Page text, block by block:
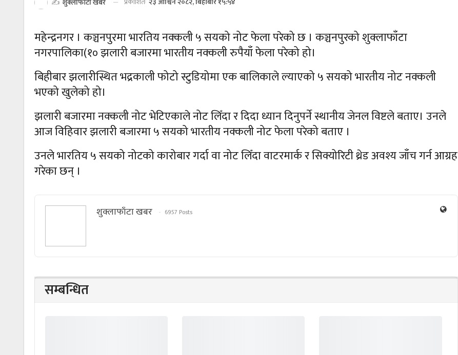
महेन्द्रनगर । कञ्चनपुरमा भारतिय नक्कली ५ सयको नोट फेला परेको छ । कञ्चनपुरको शुक्लाफाँटा
नगरपालिका(१० झलारी बजारमा भारतीय नक्कली रुपैयाँ फेला परेको हो।
बिहीबार झलारीस्थित भद्रकाली फोटो स्टुडियोमा एक बालिकाले ल्याएको ५ सयको भारतीय नोट नक्कली
भएको खुलेको हो।
झलारी बजारमा नक्कली नोट भेटिएकाले नोट लिँदा र दिदा ध्यान दिनुपर्ने स्थानीय जेनल विष्टले बताए। उनले
आज विहिवार झलारी बजारमा ५ सयको भारतीय नक्कली नोट फेला परेको बताए ।
उनले भारतिय ५ सयको नोटको कारोबार गर्दा वा नोट लिँदा वाटरमार्क र सिक्योरिटी थ्रेड अवश्य जाँच गर्न आग्रह
गरेका छन् ।
शुक्लाफाँटा खबर 6957 Posts
सम्बन्धित